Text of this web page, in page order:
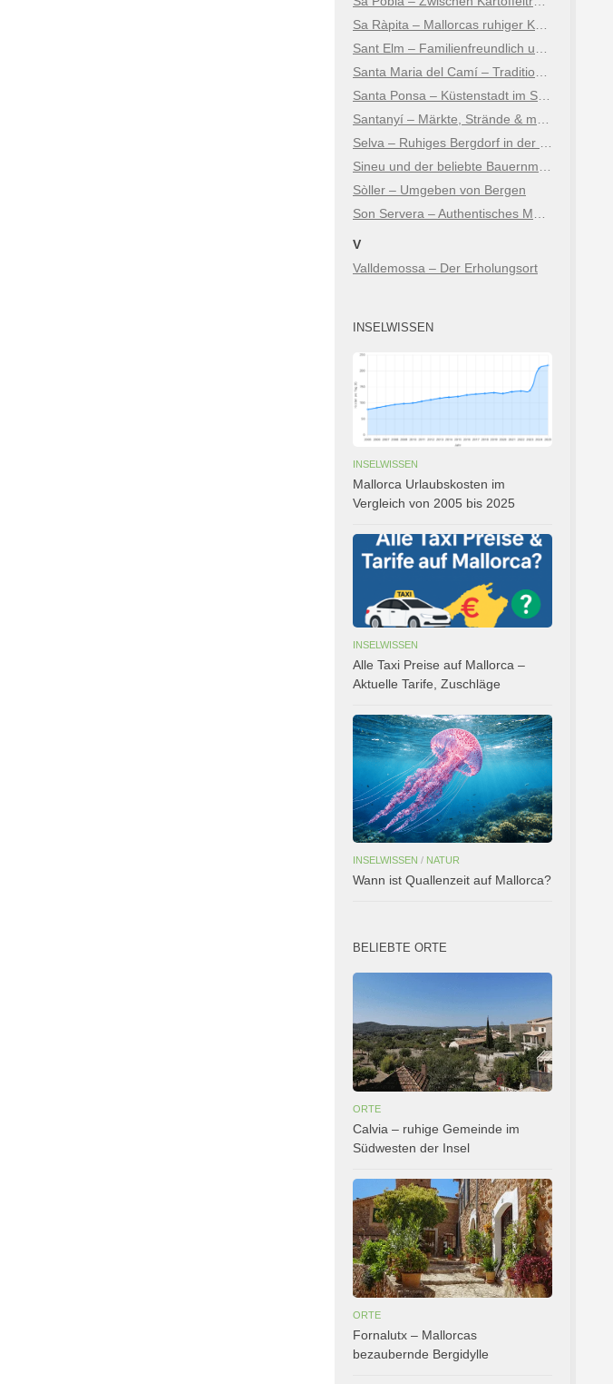
Sòller – Umgeben von Bergen
V
Valldemossa – Der Erholungsort
INSELWISSEN
INSELWISSEN
Mallorca Urlaubskosten im
Vergleich von 2005 bis 2025
INSELWISSEN
Alle Taxi Preise auf Mallorca –
Aktuelle Tarife, Zuschläge
INSELWISSEN / NATUR
Wann ist Quallenzeit auf Mallorca?
BELIEBTE ORTE
ORTE
Calvia – ruhige Gemeinde im
Südwesten der Insel
ORTE
Fornalutx – Mallorcas
bezaubernde Bergidylle